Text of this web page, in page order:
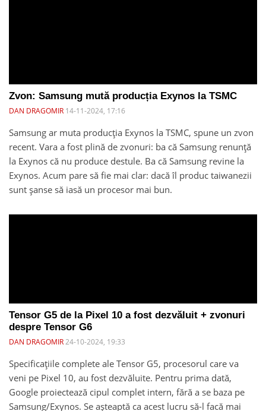
Zvon: Samsung mută producția Exynos la TSMC
DAN DRAGOMIR 14-11-2024, 17:16
Samsung ar muta producția Exynos la TSMC, spune un zvon
recent. Vara a fost plină de zvonuri: ba că Samsung renunță
la Exynos că nu produce destule. Ba că Samsung revine la
Exynos. Acum pare să fie mai clar: dacă îl produc taiwanezii
sunt șanse să iasă un procesor mai bun.
Tensor G5 de la Pixel 10 a fost dezvăluit + zvonuri
despre Tensor G6
DAN DRAGOMIR24-10-2024, 19:33
Specificațiile complete ale Tensor G5, procesorul care va
veni pe Pixel 10, au fost dezvăluite. Pentru prima dată,
Google proiectează cipul complet intern, fără a se baza pe
Samsung/Exynos. Se așteaptă ca acest lucru să-l facă mai